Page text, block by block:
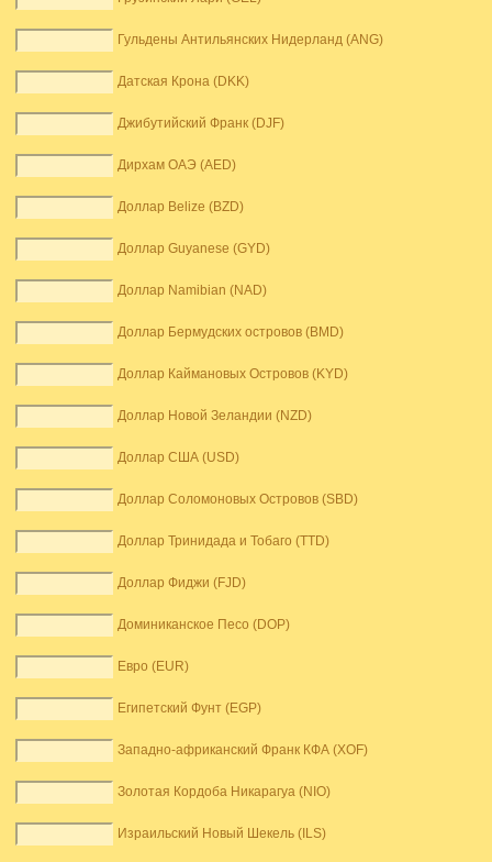
Гульдены Антильянских Нидерланд (ANG)
Датская Крона (DKK)
Джибутийский Франк (DJF)
Дирхам ОАЭ (AED)
Доллар Belize (BZD)
Доллар Guyanese (GYD)
Доллар Namibian (NAD)
Доллар Бермудских островов (BMD)
Доллар Каймановых Островов (KYD)
Доллар Новой Зеландии (NZD)
Доллар США (USD)
Доллар Соломоновых Островов (SBD)
Доллар Тринидада и Тобаго (TTD)
Доллар Фиджи (FJD)
Доминиканское Песо (DOP)
Евро (EUR)
Египетский Фунт (EGP)
Западно-африканский Франк КФА (XOF)
Золотая Кордоба Никарагуа (NIO)
Израильский Новый Шекель (ILS)